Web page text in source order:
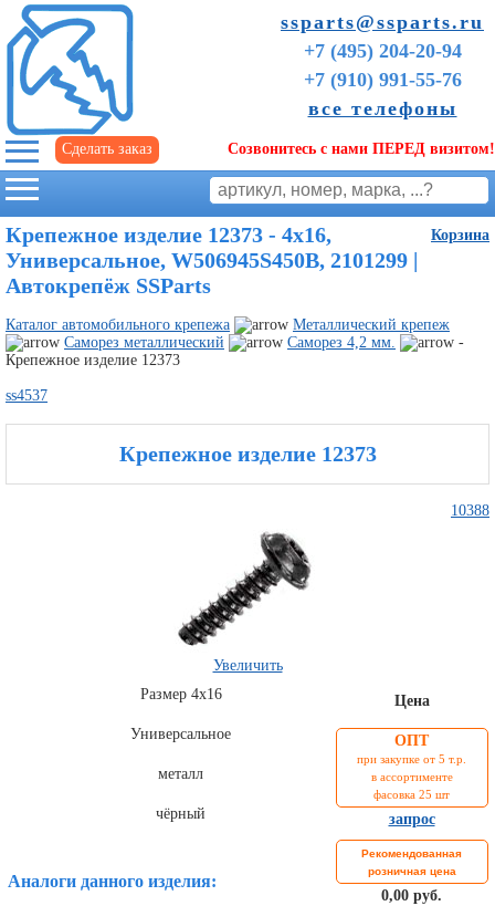
ssparts@ssparts.ru
+7 (495) 204-20-94
+7 (910) 991-55-76
все телефоны
Сделать заказ Созвонитесь с нами ПЕРЕД визитом!
Корзина
Крепежное изделие 12373 - 4х16,
Универсальное, W506945S450B, 2101299 |
Автокрепёж SSParts
Каталог автомобильного крепежа
Металлический крепеж
Саморез металлический
Саморез 4,2 мм.
-
Крепежное изделие 12373
ss4537
Крепежное изделие 12373
10388
Увеличить
Размер 4х16
Универсальное
металл
чёрный
Аналоги данного изделия:
Цена
ОПТ
при закупке от 5 т.р.
в ассортименте
фасовка 25 шт
запрос
Рекомендованная
розничная цена
0,00 руб.